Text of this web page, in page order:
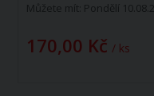
Můžete mít: Pondělí
170,00 Kč / ks